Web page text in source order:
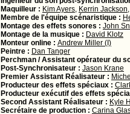
Maquilleur : Kim Ayers, Kerrin Jackson,
Membre de l'équipe scénaristique :
Montage des effets sonores : John
Montage de la musique : David Klotz
Monteur online : Andrew Miller (I)
Peintre : Dan Tanger
Perchman / Assistant opérateur du
Post-Synchronisateur : Jason Krane
Premier Assistant Réalisateur :
Producteur des effets spéciaux :
Producteur exécutif des effets
Second Assistant Réalisateur : Kyle
Secrétaire de production : Carina